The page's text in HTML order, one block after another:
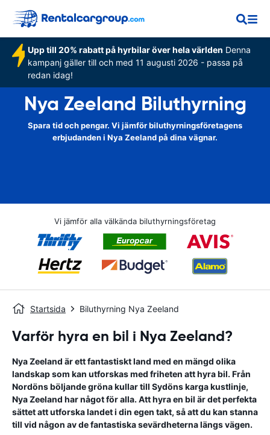
Upp till 20% rabatt på hyrbilar över hela världen Denna
kampanj gäller till och med 11 augusti 2026 - passa på
redan idag!
Nya Zeeland Biluthyrning
Spara tid och pengar. Vi jämför biluthyrningsföretagens
erbjudanden i Nya Zeeland på dina vägnar.
Vi jämför alla välkända biluthyrningsföretag
Startsida Biluthyrning Nya Zeeland
Varför hyra en bil i Nya Zeeland?
Nya Zeeland är ett fantastiskt land med en mängd olika
landskap som kan utforskas med friheten att hyra bil. Från
Nordöns böljande gröna kullar till Sydöns karga kustlinje,
Nya Zeeland har något för alla. Att hyra en bil är det perfekta
sättet att utforska landet i din egen takt, så att du kan stanna
till vid någon av de fantastiska sevärdheterna längs vägen.